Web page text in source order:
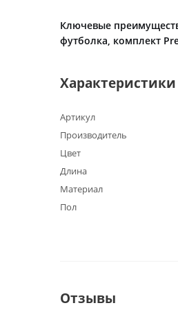
Ключевые
футболка, комплект
Характеристики
Артикул
Производитель
Цвет
Длина
Материал
Пол
Отзывы